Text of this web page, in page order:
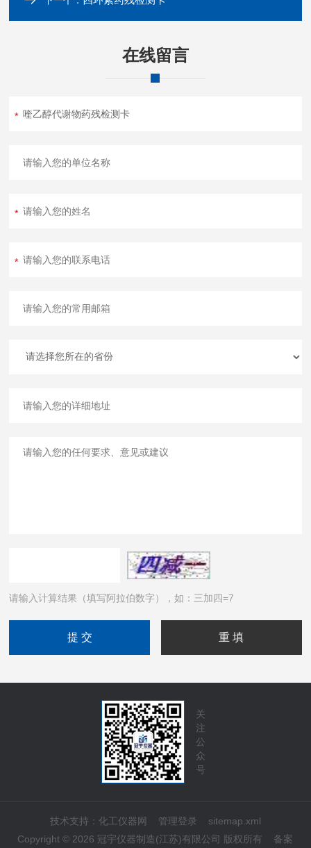
在线留言
请输入计算结果（填写阿拉伯数字），如：三加四=7
关
注
公
众
号
技术支持： 化工仪器网 管理登录
sitemap.xml
Copyright © 2026 冠宇仪器制造(江苏)有限公司 版权所有 备案